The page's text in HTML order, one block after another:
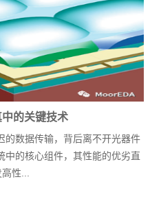
的关键技术
的数据传输，背后离不开光器件
中的核心组件，其性能的优劣直
性...